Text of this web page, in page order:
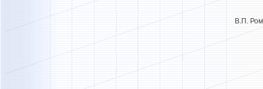
В.П.